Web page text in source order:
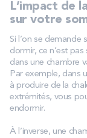
L’impact de
sur votre
Si l’on se
dormir, ce n’est
dans une chambre
Par exemple, dans
à produire de la
extrémités, vous
endormir.
À l’inverse, une